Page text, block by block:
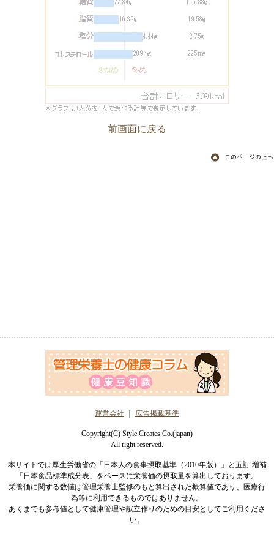
前画面に戻る
運営会社 ｜ 広告掲載基準
Copyright(C) Style Creates Co.(japan)
All right reserved.
本サイトでは厚生労働省の「日本人の食事摂取基準（2010年版）」と五訂 増補
「日本食品標準成分表」をベースに栄養価の摂取量を算出しております。
栄養価に関する数値は管理栄養士監修のもと算出された概算値であり、医療行
為等に利用できるものではありません。
あくまでも参考値として健康管理や献立作りのための目安としてご利用くださ
い。